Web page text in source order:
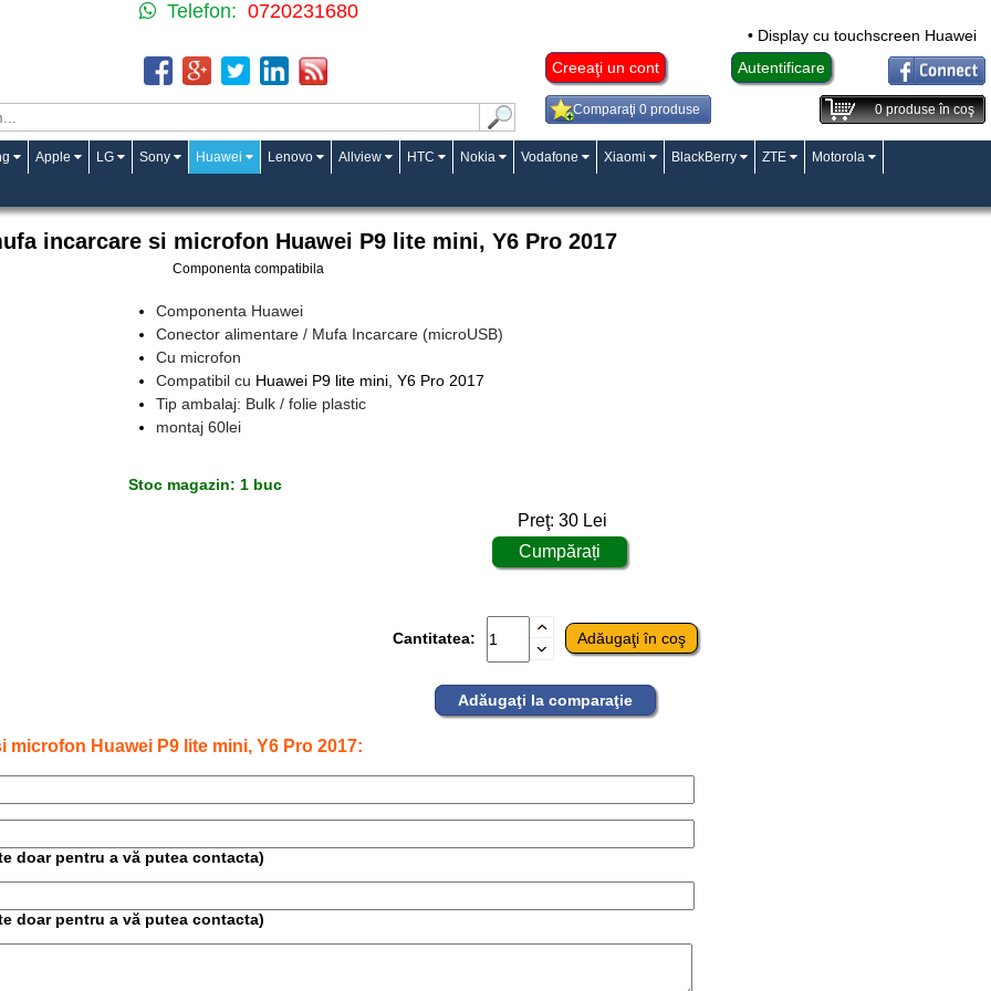
Telefon: 0720231680
• Display cu touchscreen Huawei
Creeaţi un cont
Autentificare
Comparaţi 0 produse 0produse în coş
Apple LG Sony Huawei Lenovo Allview HTC Nokia Vodafone Xiaomi BlackBerry ZTE Motorola
incarcare si microfon Huawei P9 lite mini, Y6 Pro 2017
Componenta compatibila
Componenta Huawei
Conector alimentare / Mufa Incarcare (microUSB)
Cu microfon
Compatibil cu Huawei P9 lite mini, Y6 Pro 2017
Tip ambalaj: Bulk / folie plastic
montaj 60lei
Stoc magazin: 1 buc
Preţ:30 Lei
Cantitatea:
Adăugaţi la comparaţie
Huawei P9 lite mini, Y6 Pro 2017:
doar pentru a vă putea contacta)
doar pentru a vă putea contacta)